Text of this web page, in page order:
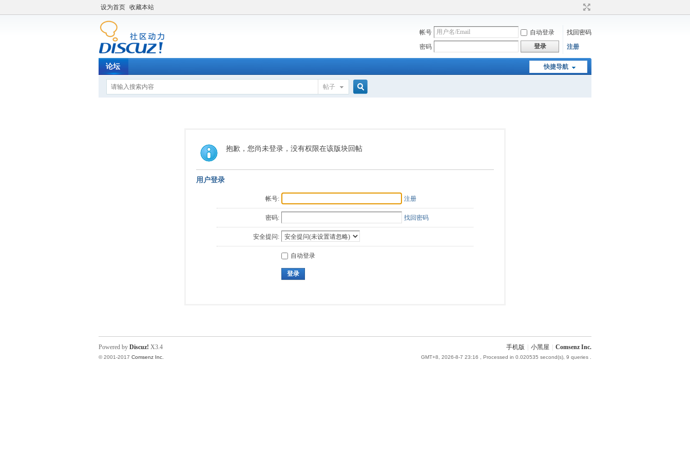
设为首页 收藏本站
帐号 自动登录
找回密码
密码
登录 注册
快捷导航
论坛
帖子
索
抱歉，您尚未登录，没有权限在该版块回帖
用户登录
帐号: 注册
密码: 找回密码
安全提问:
自动登录
登录
手机版 小黑屋 Comsenz Inc.
GMT+8, 2026-8-7 23:16 , Processed in 0.020535 second(s), 9 queries .
Powered by Discuz! X3.4
© 2001-2017 Comsenz Inc.